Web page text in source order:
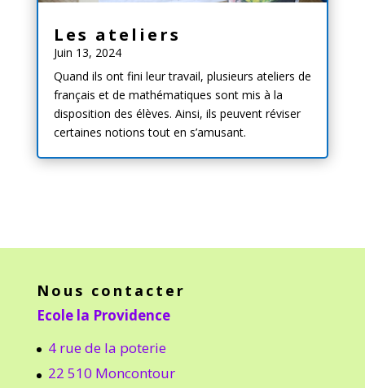
Les ateliers
Juin 13, 2024
Quand ils ont fini leur travail, plusieurs ateliers de
français et de mathématiques sont mis à la
disposition des élèves. Ainsi, ils peuvent réviser
certaines notions tout en s’amusant.
Nous contacter
Ecole la Providence
4 rue de la poterie
22 510 Moncontour